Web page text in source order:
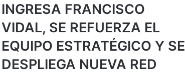
INGRESA FRANCISCO
VIDAL, SE REFUERZA EL
EQUIPO ESTRATÉGICO Y SE
DESPLIEGA NUEVA RED